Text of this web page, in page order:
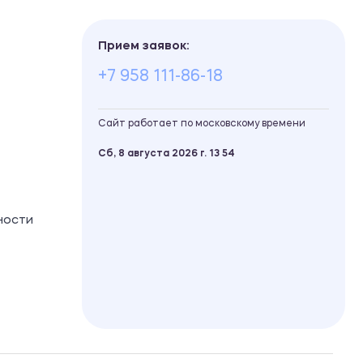
Прием заявок:
+7 958 111-86-18
Сайт работает по московскому времени
Сб, 8 августа 2026 г. 13 54